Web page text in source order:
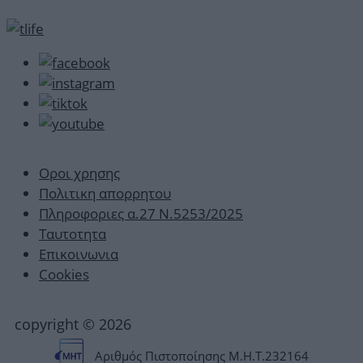
Οροι χρησης
Πολιτικη απορρητου
Πληροφοριες α.27 Ν.5253/2025
Ταυτοτητα
Επικοινωνια
Cookies
copyright © 2026
Αριθμός Πιστοποίησης Μ.Η.Τ.232164